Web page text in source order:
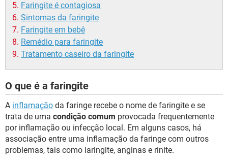
Faringite é contagiosa
Sintomas da faringite
Faringite em bebê
Remédio para faringite
Tratamento caseiro da faringite
O que é a faringite
A inflamação da faringe recebe o nome de faringite e se
trata de uma condição comum provocada frequentemente
por inflamação ou infecção local. Em alguns casos, há
associação entre uma inflamação da faringe com outros
problemas, tais como laringite, anginas e rinite.